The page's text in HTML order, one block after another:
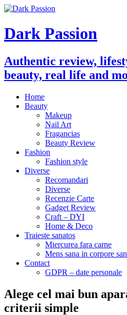
Dark Passion
Authentic review,
beauty, real life and
Home
Beauty
Makeup
Nail Art
Fragancias
Beauty Review
Fashion
Fashion style
Diverse
Recomandari
Diverse
Recenzie Carte
Gadget Review
Craft – DYI
Home & Deco
Traieste sanatos
Miercurea fara carne
Mens sana in corpore
Contact
GDPR – date personale
Alege cel mai bun
criterii simple